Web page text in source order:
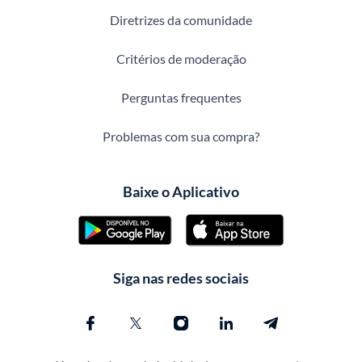
Diretrizes da comunidade
Critérios de moderação
Perguntas frequentes
Problemas com sua compra?
Baixe o Aplicativo
Siga nas redes sociais